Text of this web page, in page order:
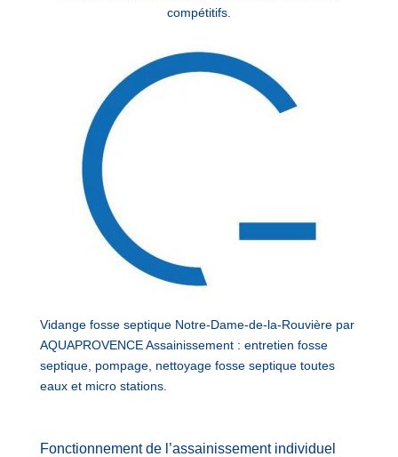
compétitifs.
Vidange fosse septique Notre-Dame-de-la-Rouvière par
AQUAPROVENCE Assainissement : entretien fosse
septique, pompage, nettoyage fosse septique toutes
eaux et micro stations.
Fonctionnement de l’assainissement individuel